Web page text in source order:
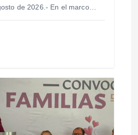
de 2026.- En el marco…